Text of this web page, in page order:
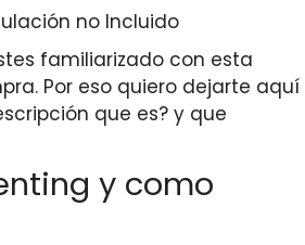
no Incluido
familiarizado con esta
Por eso quiero dejarte aquí
que es? y que
y como